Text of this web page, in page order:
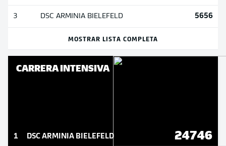
3 DSC ARMINIA BIELEFELD 5656
MOSTRAR LISTA COMPLETA
CARRERA INTENSIVA
1 DSC ARMINIA BIELEFELD 24746